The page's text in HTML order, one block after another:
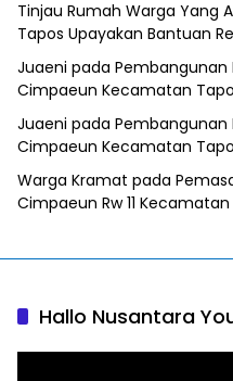
Tinjau Rumah Warga Yang
Tapos Upayakan Bantuan
Juaeni pada Pembangunan
Cimpaeun Kecamatan
Juaeni pada Pembangunan
Cimpaeun Kecamatan
Warga Kramat pada
Cimpaeun Rw 11
Hallo Nusantara